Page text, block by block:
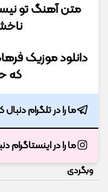
متن آهنگ تو
دانلود موزیک
که
ما را در تلگرام دنبال
ما را در اینستاگرام
وبگردی